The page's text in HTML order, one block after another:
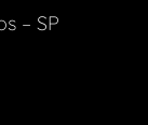
– SP